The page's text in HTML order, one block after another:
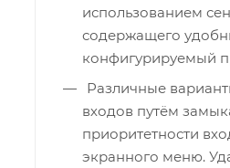
использованием
содержащего
конфигурируемый
Различные
входов путём
приоритетности
экранного меню.